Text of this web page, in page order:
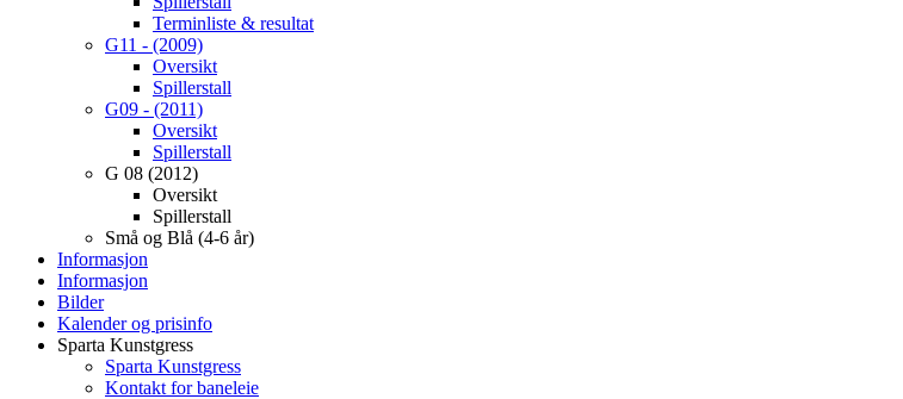
Terminliste & resultat
G11 - (2009)
Oversikt
Spillerstall
G09 - (2011)
Oversikt
Spillerstall
G 08 (2012)
Oversikt
Spillerstall
Små og Blå (4-6 år)
Informasjon
Informasjon
Bilder
Kalender og prisinfo
Sparta Kunstgress
Sparta Kunstgress
Kontakt for baneleie